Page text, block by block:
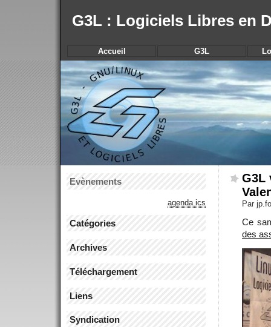
G3L : Logiciels Libres en
G3L
Par
Ce
des
Accueil G3L
Evènements
agenda ics
Catégories
Archives
Téléchargement
Liens
Syndication